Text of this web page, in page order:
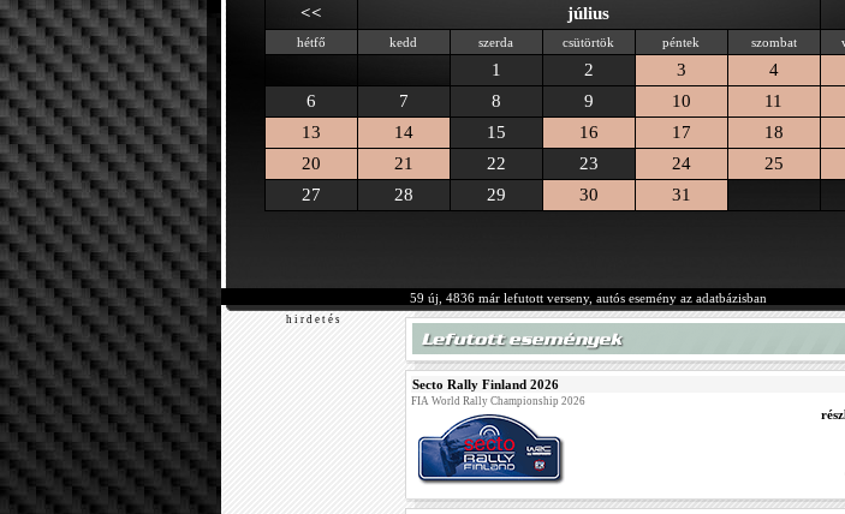
<<
július
hétfő kedd szerda csütörtök péntek szombat
1 2 3 4
6
7 8 9 10 11
13
14 15 16 17 18
20
21 22 23 24 25
27
28 29 30 31
59 új, 4836 már lefutott verseny, autós esemény az adatbázisban
h i r d e t é s
Secto Rally Finland 2026
FIA World Rally Championship 2026